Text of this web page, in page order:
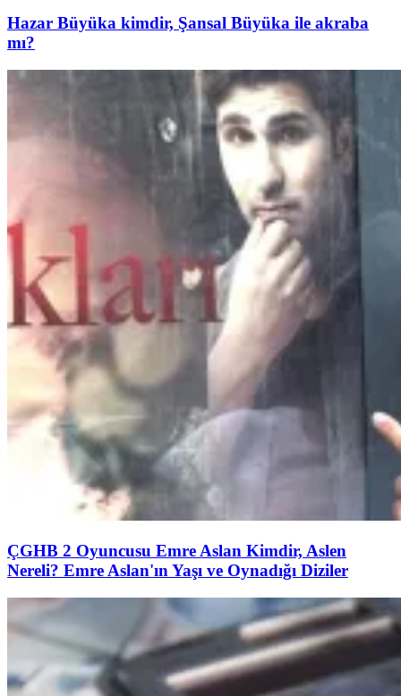
Hazar Büyüka kimdir, Şansal Büyüka ile akraba
mı?
ÇGHB 2 Oyuncusu Emre Aslan Kimdir, Aslen
Nereli? Emre Aslan'ın Yaşı ve Oynadığı Diziler